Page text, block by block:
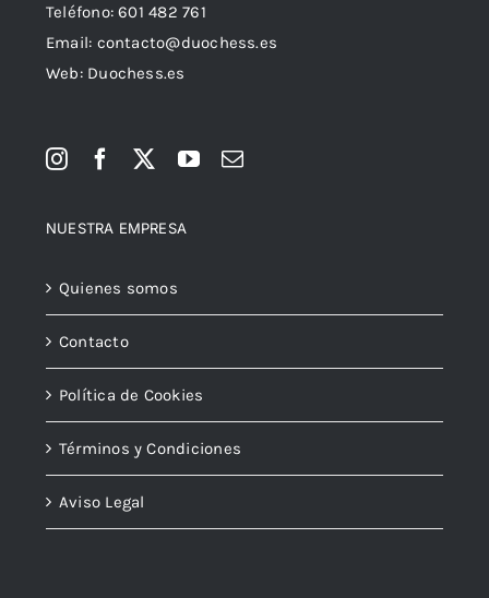
Teléfono:601 482 761
Email: contacto@duochess.es
Web: Duochess.es
NUESTRA EMPRESA
Quienes somos
Contacto
Política de Cookies
Términos y Condiciones
Aviso Legal